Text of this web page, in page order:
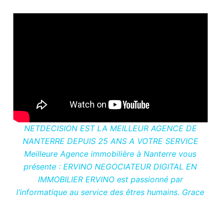
NETDECISION EST LA MEILLEUR AGENCE DE
NANTERRE DEPUIS 25 ANS A VOTRE SERVICE
Meilleure Agence immobilière à Nanterre vous
présente : ERVINO NEGOCIATEUR DIGITAL EN
IMMOBILIER ERVINO est passionné par
l’informatique au service des êtres humains. Grace